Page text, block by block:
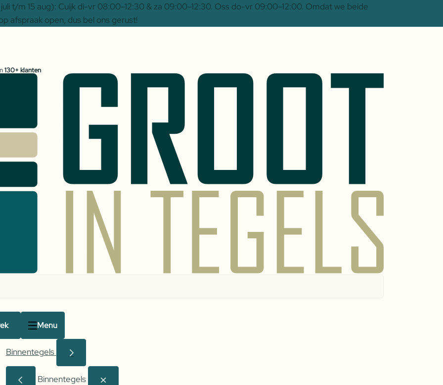
t/m 15 aug): Cuijk di-vr 08:00–12:30 & za 09:00–12:30. Oss do-vr 09:00–12:00. Omdat we beide
afspraak open, dus bel ons gerust!
130+ klanten
Menu
Binnentegels
Binnentegels